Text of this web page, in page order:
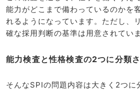
能力がどこまで備わっているのかを
れるようになっています。ただし、
確な採用判断の基準は用意されていま
能力検査と性格検査の2つに分類
そんなSPIの問題内容は大きく2つに